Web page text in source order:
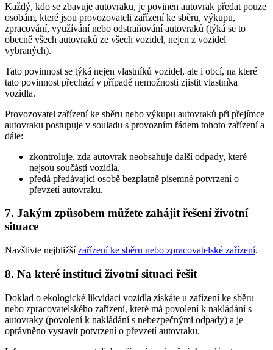
Každý, kdo se zbavuje autovraku, je povinen autovrak předat pouze
osobám, které jsou provozovateli zařízení ke sběru, výkupu,
zpracování, využívání nebo odstraňování autovraků (týká se to
obecně všech autovraků ze všech vozidel, nejen z vozidel
vybraných).
Tato povinnost se týká nejen vlastníků vozidel, ale i obcí, na které
tato povinnost přechází v případě nemožnosti zjistit vlastníka
vozidla.
Provozovatel zařízení ke sběru nebo výkupu autovraků při přejímce
autovraku postupuje v souladu s provozním řádem tohoto zařízení a
dále:
zkontroluje, zda autovrak neobsahuje další odpady, které
nejsou součástí vozidla,
předá předávající osobě bezplatně písemné potvrzení o
převzetí autovraku.
7. Jakým způsobem můžete zahájit řešení životní
situace
Navštivte nejbližšízařízení ke sběru nebo zpracovatelské zařízení.
8. Na které instituci životní situaci řešit
Doklad o ekologické likvidaci vozidla získáte u zařízení ke sběru
nebo zpracovatelského zařízení, které má povolení k nakládání s
autovraky (povolení k nakládání s nebezpečnými odpady) a je
oprávněno vystavit potvrzení o převzetí autovraku.